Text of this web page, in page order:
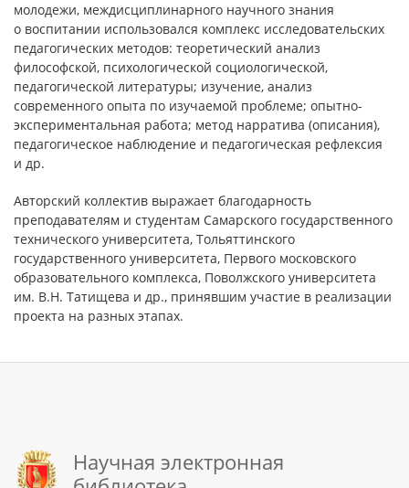
молодежи, междисциплинарного научного знания
о воспитании использовался комплекс исследовательских
педагогических методов: теоретический анализ
философской, психологической социологической,
педагогической литературы; изучение, анализ
современного опыта по изучаемой проблеме; опытно-
экспериментальная работа; метод нарратива (описания),
педагогическое наблюдение и педагогическая рефлексия
и др.
Авторский коллектив выражает благодарность
преподавателям и студентам Самарского государственного
технического университета, Тольяттинского
государственного университета, Первого московского
образовательного комплекса, Поволжского университета
им. В.Н. Татищева и др., принявшим участие в реализации
проекта на разных этапах.
Научная электронная